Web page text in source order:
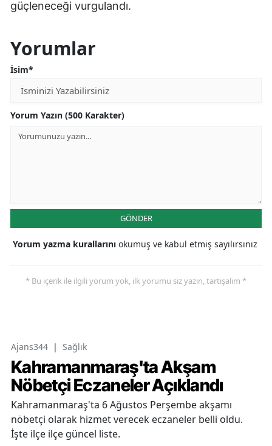
güçleneceği vurgulandı.
Yorumlar
İsim*
Yorum Yazın (500 Karakter)
GÖNDER
Yorum yazma kurallarını okumuş ve kabul etmiş sayılırsınız
* Bu içerik ile ilgili yorum yok, ilk yorumu siz yazın, tartışalım *
Ajans344 | Sağlık
Kahramanmaraş'ta Akşam
Nöbetçi Eczaneler Açıklandı
Kahramanmaraş'ta 6 Ağustos Perşembe akşamı
nöbetçi olarak hizmet verecek eczaneler belli oldu.
İşte ilçe ilçe güncel liste.